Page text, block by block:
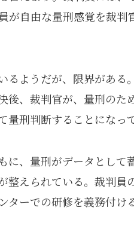
が自由な量刑感覚を裁判
るようだが、限界がある
後、裁判官が、量刑のた
刑判断することになっ
に、量刑がデータとして
えられている。裁判員
ターでの研修を義務付け